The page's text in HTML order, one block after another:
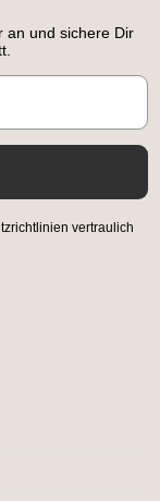
an und sichere Dir
vertraulich